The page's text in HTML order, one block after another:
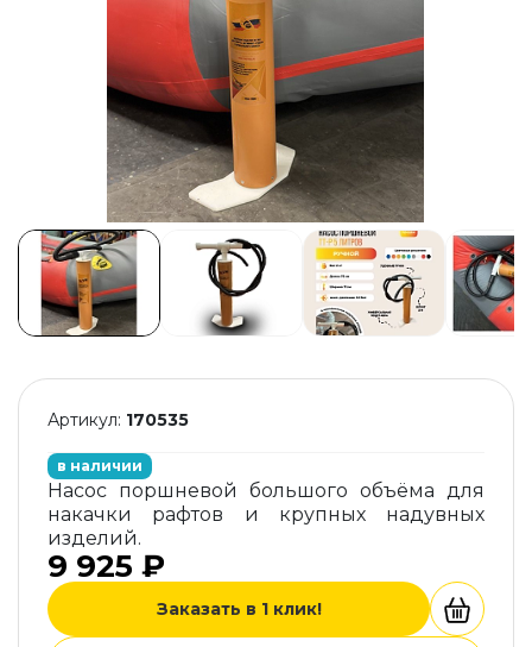
Артикул: 170535
в наличии
Насос поршневой большого объёма для
накачки рафтов и крупных надувных
изделий.
9 925 ₽
Заказать в 1 клик!